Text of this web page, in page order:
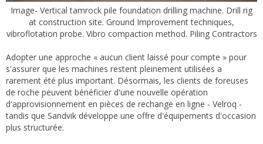
Image- Vertical tamrock pile foundation drilling machine. Drill rig
at construction site. Ground Improvement techniques,
vibroflotation probe. Vibro compaction method. Piling Contractors
Adopter une approche « aucun client laissé pour compte » pour
s'assurer que les machines restent pleinement utilisées a
rarement été plus important. Désormais, les clients de foreuses
de roche peuvent bénéficier d'une nouvelle opération
d'approvisionnement en pièces de rechange en ligne - Velroq -
tandis que Sandvik développe une offre d'équipements d'occasion
plus structurée.